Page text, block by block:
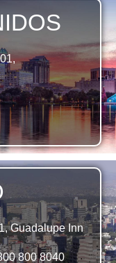
Guadalupe Inn
800 8040